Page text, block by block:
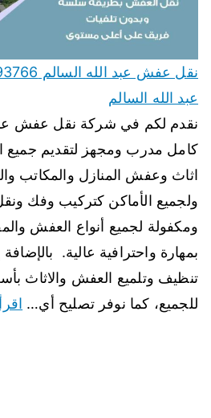
عبد الله السالم
نقدم لكم في شركة نقل عفش
كامل مدرب ومجهز لتقديم جميع
اثاث وعفش المنازل والمكاتب
ولجميع الأماكن كتركيب وفك
ومكفولة لجميع أنواع العفش
بمهارة واحترافية عالية.
تنظيف وتلميع العفش والاثاث
للجميع، كما نوفر تصليح أي…